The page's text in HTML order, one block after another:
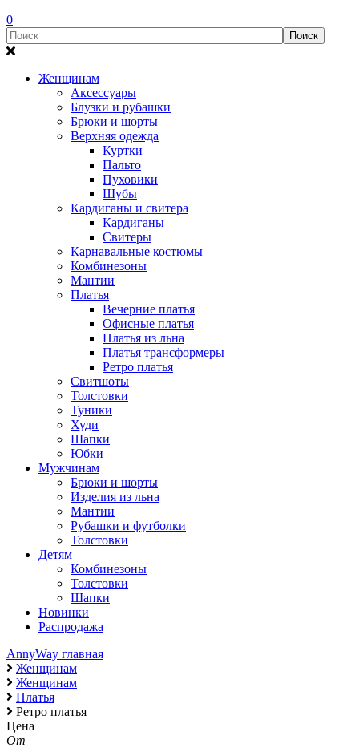
0
Женщинам
Аксессуары
Блузки и рубашки
Брюки и шорты
Верхняя одежда
Куртки
Пальто
Пуховики
Шубы
Кардиганы и свитера
Кардиганы
Свитеры
Карнавальные костюмы
Комбинезоны
Мантии
Платья
Вечерние платья
Офисные платья
Платья из льна
Платья трансформеры
Ретро платья
Свитшоты
Толстовки
Туники
Худи
Шапки
Юбки
Мужчинам
Брюки и шорты
Изделия из льна
Мантии
Рубашки и футболки
Толстовки
Детям
Комбинезоны
Толстовки
Шапки
Новинки
Распродажа
AnnyWay главная
Женщинам
Женщинам
Платья
Ретро платья
Цена
От